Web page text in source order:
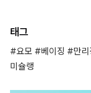
태그
#요모 #베이징 #만
미슐랭